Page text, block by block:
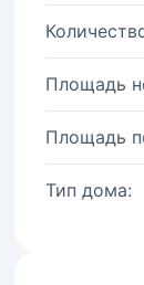
Площадь
Площадь
Тип дома: